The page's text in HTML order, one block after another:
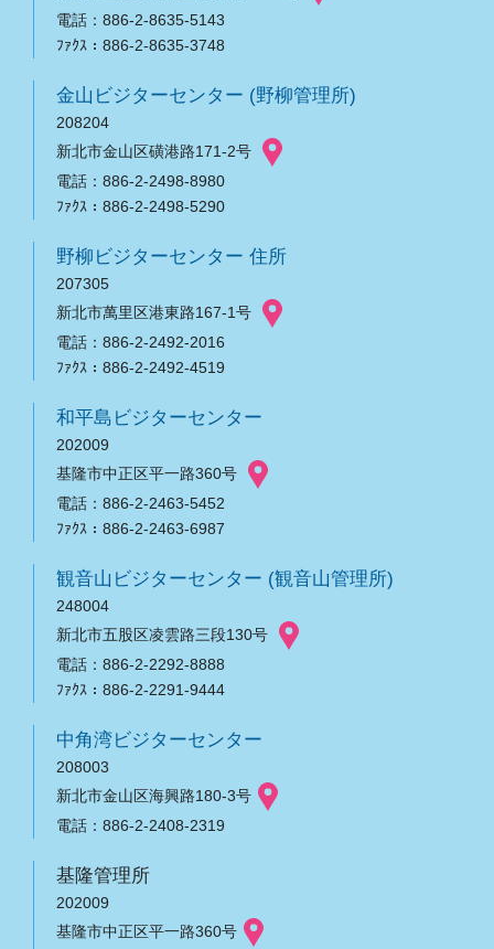
電話：886-2-8635-5143
ﾌｧｸｽ：886-2-8635-3748
金山ビジターセンター (野柳管理所)
208204
新北市金山区磺港路171-2号
電話：886-2-2498-8980
ﾌｧｸｽ：886-2-2498-5290
野柳ビジターセンター 住所
207305
新北市萬里区港東路167-1号
電話：886-2-2492-2016
ﾌｧｸｽ：886-2-2492-4519
和平島ビジターセンター
202009
基隆市中正区平一路360号
電話：886-2-2463-5452
ﾌｧｸｽ：886-2-2463-6987
観音山ビジターセンター (観音山管理所)
248004
新北市五股区凌雲路三段130号
電話：886-2-2292-8888
ﾌｧｸｽ：886-2-2291-9444
中角湾ビジターセンター
208003
新北市金山区海興路180-3号
電話：886-2-2408-2319
基隆管理所
202009
基隆市中正区平一路360号